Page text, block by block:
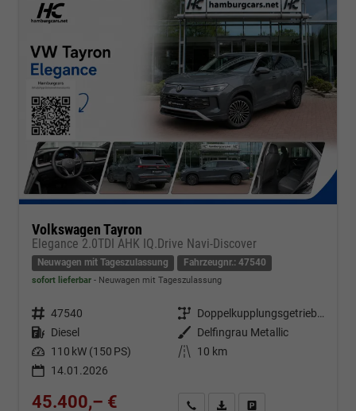
Volkswagen Tayron
Elegance 2.0TDI AHK IQ.Drive Navi-Discover
Neuwagen mit Tageszulassung Fahrzeugnr.: 47540
sofort lieferbar Neuwagen mit Tageszulassung
Fahrzeugnr. 47540 Getriebe
Doppelkupplungsgetriebe (DSG)
Kraftstoff Diesel Außenfarbe
Delfingrau Metallic
Leistung 110 kW (150 PS) Kilometerstand
10 km
14.01.2026
45.400,– € Kontakt & Angebot anfordern
PDF-Datei, Fahrzeugexposé